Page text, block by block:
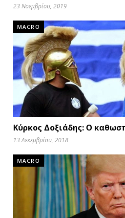
23 Νοεμβρίου, 2019
MACRO
Κύρκος Δοξιάδης: Ο
13 Δεκεμβρίου, 2018
MACRO